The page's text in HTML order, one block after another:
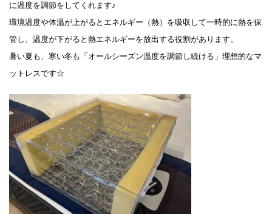
に温度を調節をしてくれます♪
環境温度や体温が上がるとエネルギー（熱）を吸収して一時的に熱を保
管し、温度が下がると熱エネルギーを放出する役割があります。
暑い夏も、寒い冬も「オールシーズン温度を調節し続ける」理想的なマ
ットレスです☆